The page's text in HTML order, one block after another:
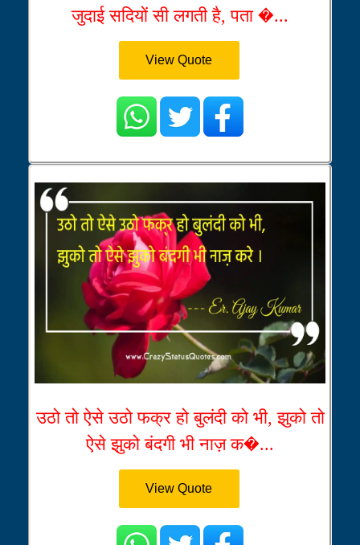
जुदाई सदियों सी लगती है, पता �...
View Quote
उठो तो ऐसे उठो फक्र हो बुलंदी को भी, झुको तो
ऐसे झुको बंदगी भी नाज़ क�...
View Quote